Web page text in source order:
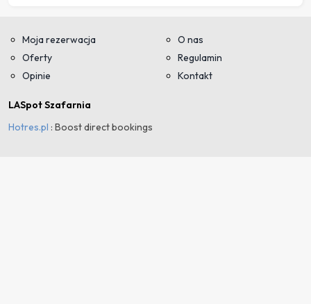
Moja rezerwacja
Oferty
Opinie
O nas
Regulamin
Kontakt
LASpot Szafarnia
Hotres.pl : Boost direct bookings